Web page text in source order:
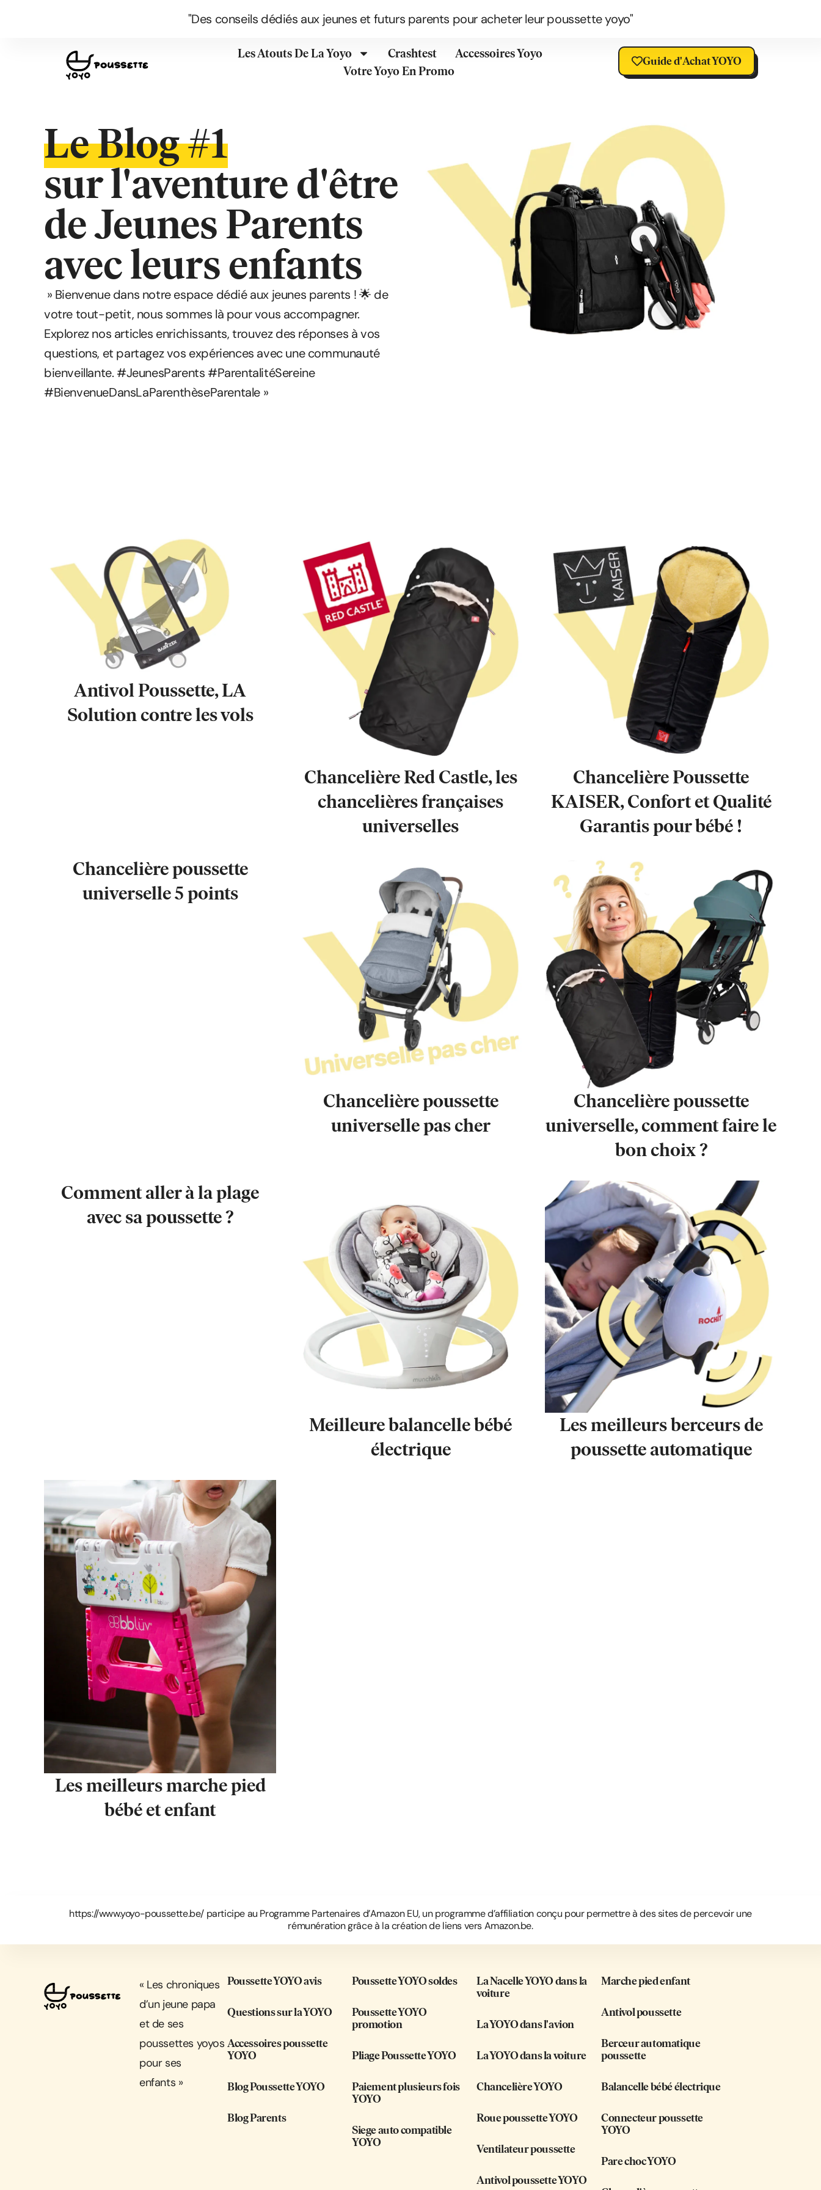
"Des conseils dédiés aux jeunes et futurs parents pour acheter leur poussette yoyo"
Les Atouts De La Yoyo Crashtest
Accessoires Yoyo
Votre Yoyo En Promo
Guide d'Achat YOYO
Le Blog #1
sur l'aventure d'être
de Jeunes Parents
avec leurs enfants
» Bienvenue dans notre espace dédié aux jeunes parents ! 🌟 de
votre tout-petit, nous sommes là pour vous accompagner.
Explorez nos articles enrichissants, trouvez des réponses à vos
questions, et partagez vos expériences avec une communauté
bienveillante. #JeunesParents #ParentalitéSereine
#BienvenueDansLaParenthèseParentale »
Antivol Poussette, LA
Solution contre les vols
Chancelière Red Castle, les
chancelières françaises
universelles
Chancelière Poussette
KAISER, Confort et Qualité
Garantis pour bébé !
Chancelière poussette
universelle 5 points
Chancelière poussette
universelle pas cher
Chancelière poussette
universelle, comment faire le
bon choix ?
Comment aller à la plage
avec sa poussette ?
Meilleure balancelle bébé
électrique
Les meilleurs berceurs de
poussette automatique
Les meilleurs marche pied
bébé et enfant
https://www.yoyo-poussette.be/ participe au Programme Partenaires d’Amazon EU, un programme d’affiliation conçu pour permettre à des sites de percevoir une
rémunération grâce à la création de liens vers Amazon.be.
« Les chroniques
d’un jeune papa
et de ses
poussettes yoyos
pour ses
enfants »
Poussette YOYO avis
Questions sur la YOYO
Accessoires poussette
YOYO
Blog Poussette YOYO
Blog Parents
Poussette YOYO soldes
Poussette YOYO
promotion
Pliage Poussette YOYO
Paiement plusieurs fois
YOYO
Siege auto compatible
YOYO
La Nacelle YOYO dans la
voiture
La YOYO dans l'avion
La YOYO dans la voiture
Chancelière YOYO
Roue poussette YOYO
Ventilateur poussette
Antivol poussette YOYO
Marche pied enfant
Antivol poussette
Berceur automatique
poussette
Balancelle bébé électrique
Connecteur poussette
YOYO
Pare choc YOYO